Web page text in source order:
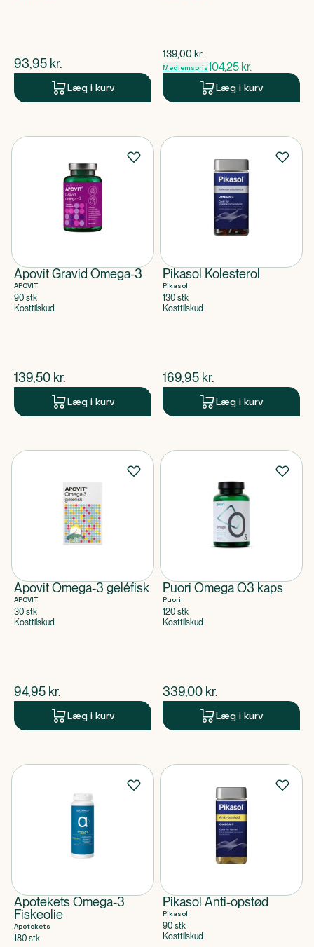
$nuværende pris
93,95 kr.
Læg i kurv
$gammel pris
139,00 kr.
Medlemspris104,25 kr.
Læg i kurv
Apovit Gravid Omega-3
APOVIT
90 stk
Kosttilskud
$nuværende pris
139,50 kr.
Læg i kurv
Pikasol Kolesterol
Pikasol
130 stk
Kosttilskud
$nuværende pris
169,95 kr.
Læg i kurv
Apovit Omega-3 geléfisk
APOVIT
30 stk
Kosttilskud
$nuværende pris
94,95 kr.
Læg i kurv
Puori Omega O3 kaps
Puori
120 stk
Kosttilskud
$nuværende pris
339,00 kr.
Læg i kurv
Apotekets Omega-3
Fiskeolie
Apotekets
180 stk
Pikasol Anti-opstød
Pikasol
90 stk
Kosttilskud